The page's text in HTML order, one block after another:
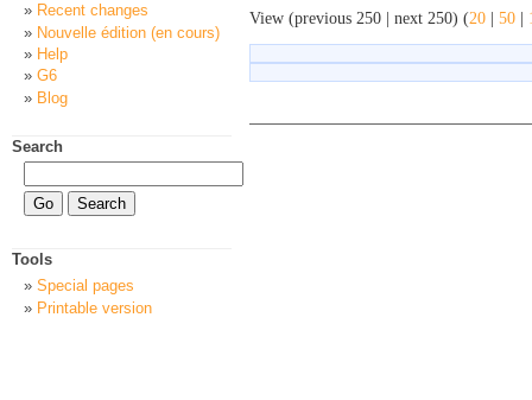
View (previous 250 | next 250) (20 | 50 |
Recent changes
Nouvelle édition (en cours)
Help
G6
Blog
Search
Tools
Special pages
Printable version